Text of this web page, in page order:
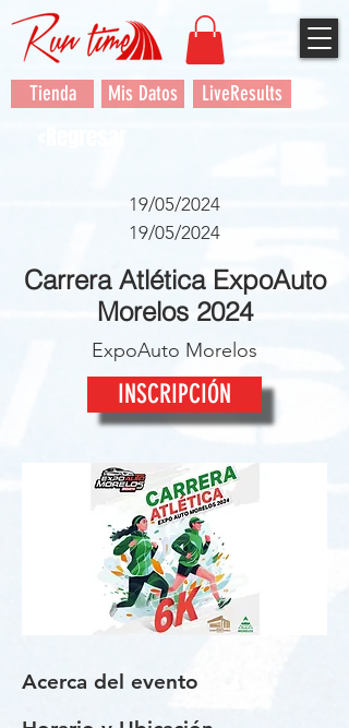
Tienda Mis Datos LiveResults
19/05/2024
19/05/2024
Carrera Atlética ExpoAuto
Morelos 2024
ExpoAuto Morelos
INSCRIPCIÓN
Acerca del evento